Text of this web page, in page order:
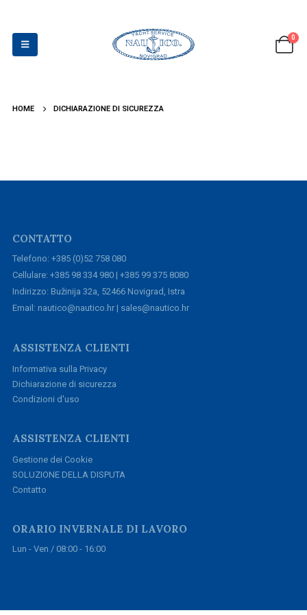
0
HOME DICHIARAZIONE DI SICUREZZA
CONTATTO
Telefono: +385 (0)52 758 080
Cellulare: +385 98 334 980 | +385 99 375 8080
Indirizzo: Bužinija 32a, 52466 Novigrad, Istra
Email: nautico@nautico.hr | sales@nautico.hr
ASSISTENZA CLIENTI
Informativa sulla Privacy
Dichiarazione di sicurezza
Condizioni d'uso
ASSISTENZA CLIENTI
Gestione dei Cookie
SOLUZIONE DELLA DISPUTA
Contatto
ORARIO INVERNALE DI LAVORO
Lun - Ven / 08:00 - 16:00